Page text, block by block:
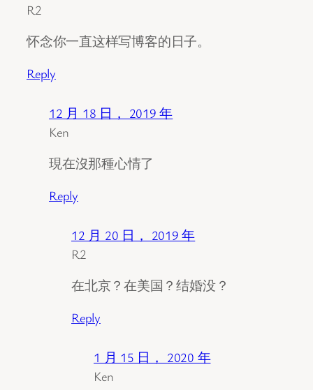
R2
怀念你一直这样写博客的日子。
Reply
12 月 18 日， 2019 年
Ken
現在沒那種心情了
Reply
12 月 20 日， 2019 年
R2
在北京？在美国？结婚没？
Reply
1 月 15 日， 2020 年
Ken